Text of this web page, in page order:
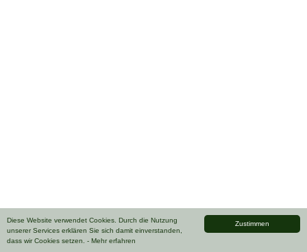
Zustimmen
Diese Website verwendet Cookies. Durch die Nutzung
unserer Services erklären Sie sich damit einverstanden,
dass wir Cookies setzen. - Mehr erfahren